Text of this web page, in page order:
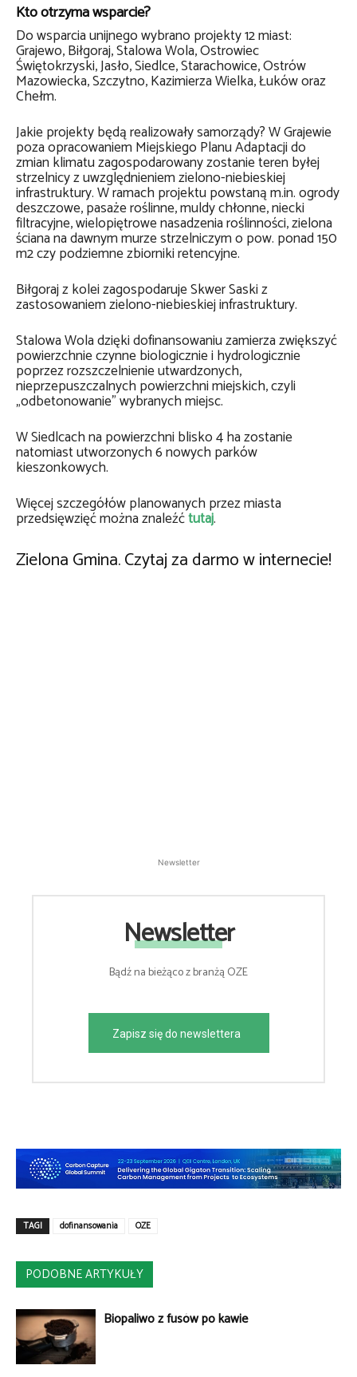
Kto otrzyma wsparcie?
Do wsparcia unijnego wybrano projekty 12 miast:
Grajewo, Biłgoraj, Stalowa Wola, Ostrowiec
Świętokrzyski, Jasło, Siedlce, Starachowice, Ostrów
Mazowiecka, Szczytno, Kazimierza Wielka, Łuków oraz
Chełm.
Jakie projekty będą realizowały samorządy? W Grajewie
poza opracowaniem Miejskiego Planu Adaptacji do
zmian klimatu zagospodarowany zostanie teren byłej
strzelnicy z uwzględnieniem zielono-niebieskiej
infrastruktury. W ramach projektu powstaną m.in. ogrody
deszczowe, pasaże roślinne, muldy chłonne, niecki
filtracyjne, wielopiętrowe nasadzenia roślinności, zielona
ściana na dawnym murze strzelniczym o pow. ponad 150
m2 czy podziemne zbiorniki retencyjne.
Biłgoraj z kolei zagospodaruje Skwer Saski z
zastosowaniem zielono-niebieskiej infrastruktury.
Stalowa Wola dzięki dofinansowaniu zamierza zwiększyć
powierzchnie czynne biologicznie i hydrologicznie
poprzez rozszczelnienie utwardzonych,
nieprzepuszczalnych powierzchni miejskich, czyli
„odbetonowanie” wybranych miejsc.
W Siedlcach na powierzchni blisko 4 ha zostanie
natomiast utworzonych 6 nowych parków
kieszonkowych.
Więcej szczegółów planowanych przez miasta
przedsięwzięć można znaleźćtutaj.
Zielona Gmina. Czytaj za darmo w internecie!
Newsletter
Newsletter
Bądź na bieżąco z branżą OZE
Zapisz się do newslettera
TAGI dofinansowania OZE
PODOBNE ARTYKUŁY
Biopaliwo z fusów po kawie